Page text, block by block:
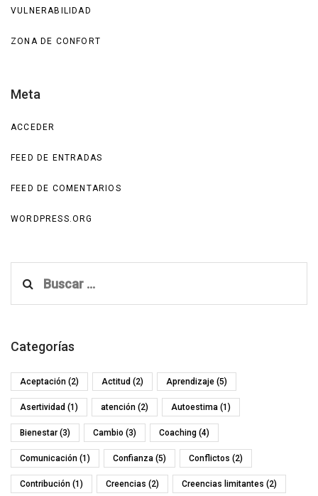
VULNERABILIDAD
ZONA DE CONFORT
Meta
ACCEDER
FEED DE ENTRADAS
FEED DE COMENTARIOS
WORDPRESS.ORG
Categorías
Aceptación (2) Actitud (2) Aprendizaje (5)
Asertividad (1) atención (2) Autoestima (1)
Bienestar (3) Cambio (3) Coaching (4)
Comunicación (1) Confianza (5) Conflictos (2)
Contribución (1) Creencias (2) Creencias limitantes (2)